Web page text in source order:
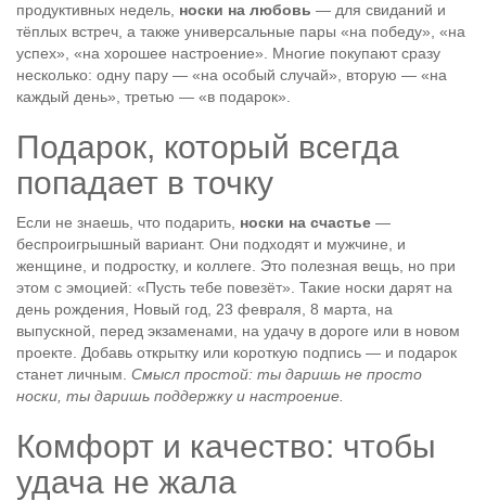
продуктивных недель, носки на любовь — для свиданий и
тёплых встреч, а также универсальные пары «на победу», «на
успех», «на хорошее настроение». Многие покупают сразу
несколько: одну пару — «на особый случай», вторую — «на
каждый день», третью — «в подарок».
Подарок, который всегда
попадает в точку
Если не знаешь, что подарить, носки на счастье —
беспроигрышный вариант. Они подходят и мужчине, и
женщине, и подростку, и коллеге. Это полезная вещь, но при
этом с эмоцией: «Пусть тебе повезёт». Такие носки дарят на
день рождения, Новый год, 23 февраля, 8 марта, на
выпускной, перед экзаменами, на удачу в дороге или в новом
проекте. Добавь открытку или короткую подпись — и подарок
станет личным. Смысл простой: ты даришь не просто
носки, ты даришь поддержку и настроение.
Комфорт и качество: чтобы
удача не жала